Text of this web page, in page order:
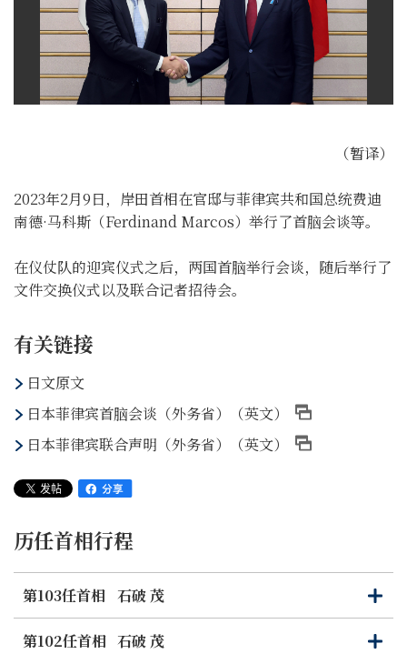
（暂译）
2023年2月9日，岸田首相在官邸与菲律宾共和国总统费迪
南德·马科斯（Ferdinand Marcos）举行了首脑会谈等。
在仪仗队的迎宾仪式之后，两国首脑举行会谈，随后举行了
文件交换仪式以及联合记者招待会。
有关链接
日文原文
日本菲律宾首脑会谈（外务省）（英文）
日本菲律宾联合声明（外务省）（英文）
历任首相行程
第103任首相 石破 茂
打
开
关
闭
第102任首相 石破 茂
打
关